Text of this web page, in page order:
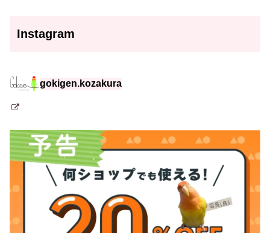
Instagram
gokigen.kozakura